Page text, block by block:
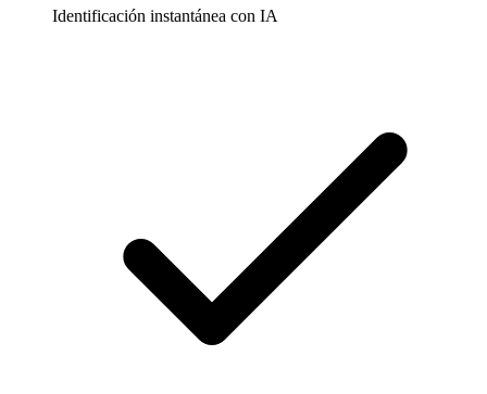
Identificación instantánea con IA